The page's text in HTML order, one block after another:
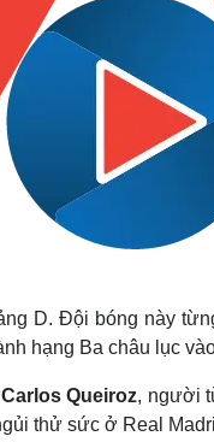
Đời sống
Nhà đẹp
Blog
Tình yêu - Gia đình
D. Đội bóng này
hạng Ba châu lục
Carlos Queiroz, người
thử sức ở Real